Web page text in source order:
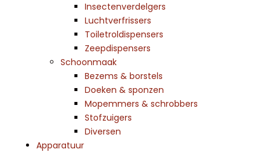
Insectenverdelgers
Luchtverfrissers
Toiletroldispensers
Zeepdispensers
Schoonmaak
Bezems & borstels
Doeken & sponzen
Mopemmers & schrobbers
Stofzuigers
Diversen
Apparatuur